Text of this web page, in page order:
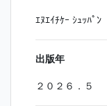
ｴﾇｴｲﾁｹｰ ｼｭｯﾊﾟﾝ
出版年
２０２６．５